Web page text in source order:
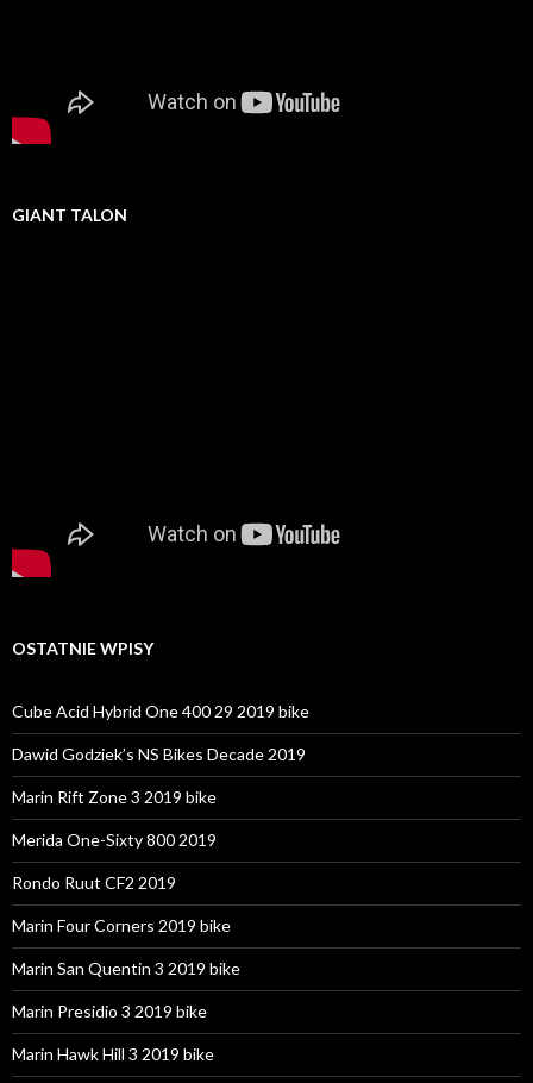
GIANT TALON
OSTATNIE WPISY
Cube Acid Hybrid One 400 29 2019 bike
Dawid Godziek’s NS Bikes Decade 2019
Marin Rift Zone 3 2019 bike
Merida One-Sixty 800 2019
Rondo Ruut CF2 2019
Marin Four Corners 2019 bike
Marin San Quentin 3 2019 bike
Marin Presidio 3 2019 bike
Marin Hawk Hill 3 2019 bike